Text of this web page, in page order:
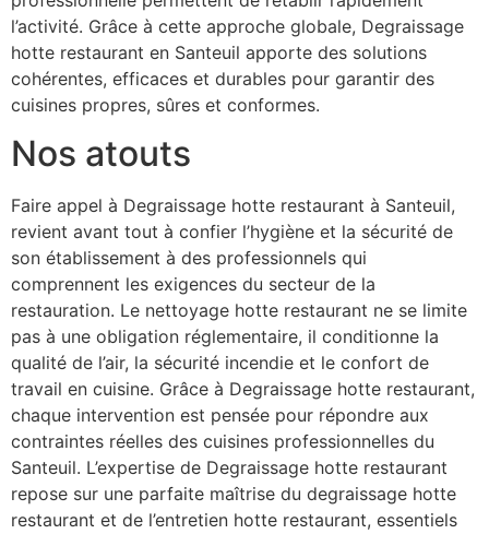
l’activité. Grâce à cette approche globale, Degraissage
hotte restaurant en Santeuil apporte des solutions
cohérentes, efficaces et durables pour garantir des
cuisines propres, sûres et conformes.
Nos atouts
Faire appel à Degraissage hotte restaurant à Santeuil,
revient avant tout à confier l’hygiène et la sécurité de
son établissement à des professionnels qui
comprennent les exigences du secteur de la
restauration. Le nettoyage hotte restaurant ne se limite
pas à une obligation réglementaire, il conditionne la
qualité de l’air, la sécurité incendie et le confort de
travail en cuisine. Grâce à Degraissage hotte restaurant,
chaque intervention est pensée pour répondre aux
contraintes réelles des cuisines professionnelles du
Santeuil. L’expertise de Degraissage hotte restaurant
repose sur une parfaite maîtrise du degraissage hotte
restaurant et de l’entretien hotte restaurant, essentiels